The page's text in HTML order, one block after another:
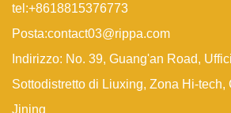
tel:+8618815376773
Posta:contact03@rippa.com
Indirizzo: No. 39, Guang'an Road,
Sottodistretto di Liuxing, Zona Hi-tech,
Jining